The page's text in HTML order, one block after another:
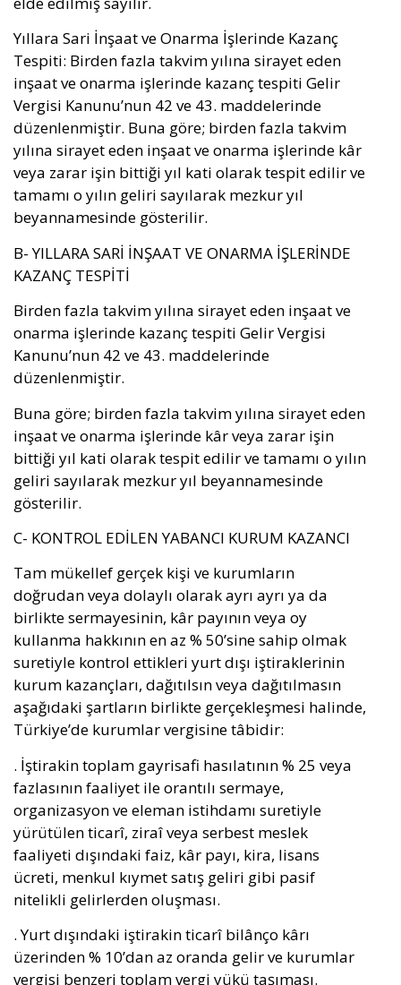
Yıllara Sari İnşaat ve Onarma İşlerinde Kazanç
Tespiti: Birden fazla takvim yılına sirayet eden
inşaat ve onarma işlerinde kazanç tespiti Gelir
Vergisi Kanunu’nun 42 ve 43. maddelerinde
düzenlenmiştir. Buna göre; birden fazla takvim
yılına sirayet eden inşaat ve onarma işlerinde kâr
veya zarar işin bittiği yıl kati olarak tespit edilir ve
tamamı o yılın geliri sayılarak mezkur yıl
beyannamesinde gösterilir.
B- YILLARA SARİ İNŞAAT VE ONARMA İŞLERİNDE
KAZANÇ TESPİTİ
Birden fazla takvim yılına sirayet eden inşaat ve
onarma işlerinde kazanç tespiti Gelir Vergisi
Kanunu’nun 42 ve 43. maddelerinde
düzenlenmiştir.
Buna göre; birden fazla takvim yılına sirayet eden
inşaat ve onarma işlerinde kâr veya zarar işin
bittiği yıl kati olarak tespit edilir ve tamamı o yılın
geliri sayılarak mezkur yıl beyannamesinde
gösterilir.
C- KONTROL EDİLEN YABANCI KURUM KAZANCI
Tam mükellef gerçek kişi ve kurumların
doğrudan veya dolaylı olarak ayrı ayrı ya da
birlikte sermayesinin, kâr payının veya oy
kullanma hakkının en az % 50’sine sahip olmak
suretiyle kontrol ettikleri yurt dışı iştiraklerinin
kurum kazançları, dağıtılsın veya dağıtılmasın
aşağıdaki şartların birlikte gerçekleşmesi halinde,
Türkiye’de kurumlar vergisine tâbidir:
. İştirakin toplam gayrisafi hasılatının % 25 veya
fazlasının faaliyet ile orantılı sermaye,
organizasyon ve eleman istihdamı suretiyle
yürütülen ticarî, ziraî veya serbest meslek
faaliyeti dışındaki faiz, kâr payı, kira, lisans
ücreti, menkul kıymet satış geliri gibi pasif
nitelikli gelirlerden oluşması.
. Yurt dışındaki iştirakin ticarî bilânço kârı
üzerinden % 10’dan az oranda gelir ve kurumlar
vergisi benzeri toplam vergi yükü taşıması.